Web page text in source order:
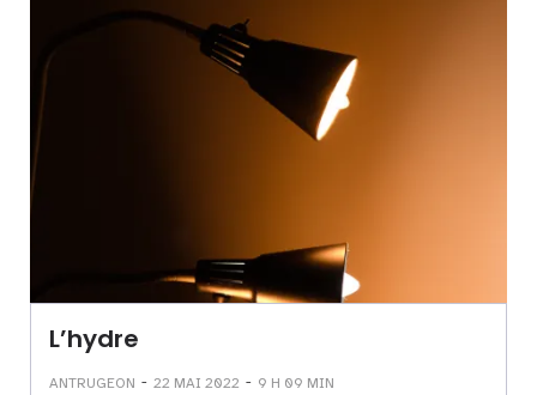
L’hydre
ANTRUGEON - 22 MAI 2022 - 9 H 09 MIN